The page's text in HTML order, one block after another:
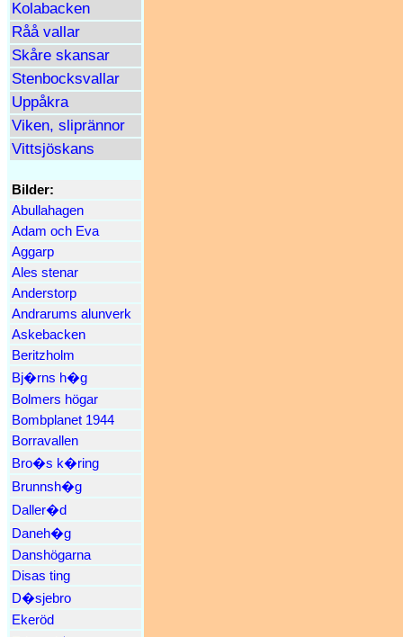
Kolabacken
Råå vallar
Skåre skansar
Stenbocksvallar
Uppåkra
Viken, sliprännor
Vittsjöskans
Bilder:
Abullahagen
Adam och Eva
Aggarp
Ales stenar
Anderstorp
Andrarums alunverk
Askebacken
Beritzholm
Bj�rns h�g
Bolmers högar
Bombplanet 1944
Borravallen
Bro�s k�ring
Brunnsh�g
Daller�d
Daneh�g
Danshögarna
Disas ting
D�sjebro
Ekeröd